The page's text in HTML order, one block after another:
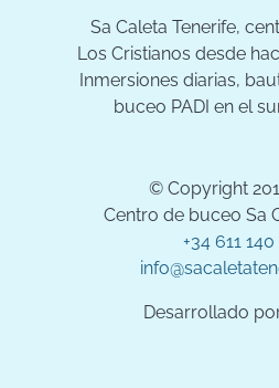
Sa Caleta Tenerife,
Los Cristianos desde
Inmersiones diarias,
buceo PADI en el
© Copyright
Centro de buceo Sa
+34 611
Desarrollado